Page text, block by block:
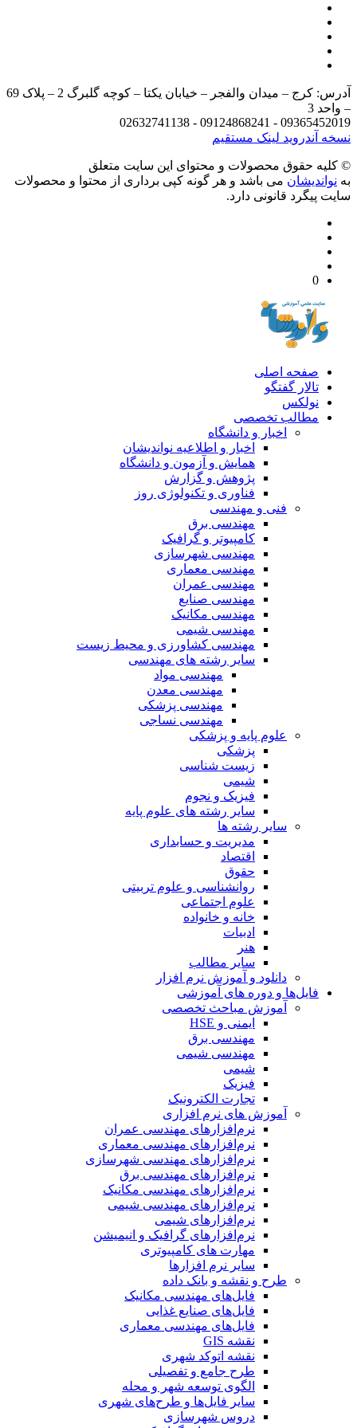
آدرس: کرج – میدان والفجر – خیابان یکتا – کوچه گلبرگ 2 – پلاک 69
3
09365452019 - 09124868241 -
آندرویدلینک مستقیم
حقوق محصولات و محتوای اين سایت متعلق
می باشد و هر گونه کپی برداری از محتوا و محصولات
پیگرد قانونی دارد.
صفحه اصلی
تالار گفتگو
نولکس
مطالب تخصصی
اخبار و دانشگاه
اخبار و اطلاعیه نواندیشان
همایش و آزمون و دانشگاه
پژوهش و گزارش
فناوری و تکنولوژی روز
فنی و مهندسی
مهندسی برق
کامپیوتر و گرافیک
مهندسی شهرسازی
مهندسی معماری
مهندسی عمران
مهندسی صنایع
مهندسی مکانیک
مهندسی شیمی
مهندسی کشاورزی و محیط زیست
سایر رشته های مهندسی
مهندسی مواد
مهندسی معدن
مهندسی پزشکی
مهندسی نساجی
علوم پایه و پزشکی
پزشکی
زیست شناسی
شیمی
فیزیک و نجوم
سایر رشته های علوم پایه
سایر رشته ها
مدیریت و حسابداری
اقتصاد
حقوق
روانشناسی و علوم تربیتی
علوم اجتماعی
خانه و خانواده
ادبیات
هنر
سایر مطالب
دانلود و آموزش نرم افزار
فایل‌ها و دوره های آموزشی
آموزش مباحث تخصصی
ایمنی و HSE
مهندسی برق
مهندسی شیمی
شیمی
فیزیک
تجارت الکترونیک
آموزش های نرم افزاری
نرم‌افزارهای مهندسی عمران
نرم‌افزارهای مهندسی معماری
نرم‌افزارهای مهندسی شهرسازی
نرم‌افزارهای مهندسی برق
نرم‌افزارهای مهندسی مکانیک
نرم‌افزارهای مهندسی شیمی
نرم‌افزارهای شیمی
نرم‌افزارهای گرافیک و انیمیشن
مهارت های کامپیوتری
سایر نرم افزارها
طرح و نقشه و بانک داده
فایل‌های مهندسی مکانیک
فایل‌های صنایع غذایی
فایل‌های مهندسی معماری
نقشه GIS
نقشه اتوکد شهری
طرح جامع و تفصیلی
الگوی توسعه شهر و محله
سایر فایل‌ها و طرح‌های شهری
دروس شهرسازی